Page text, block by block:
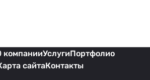
компанииУслугиПортфолио
сайтаКонтакты